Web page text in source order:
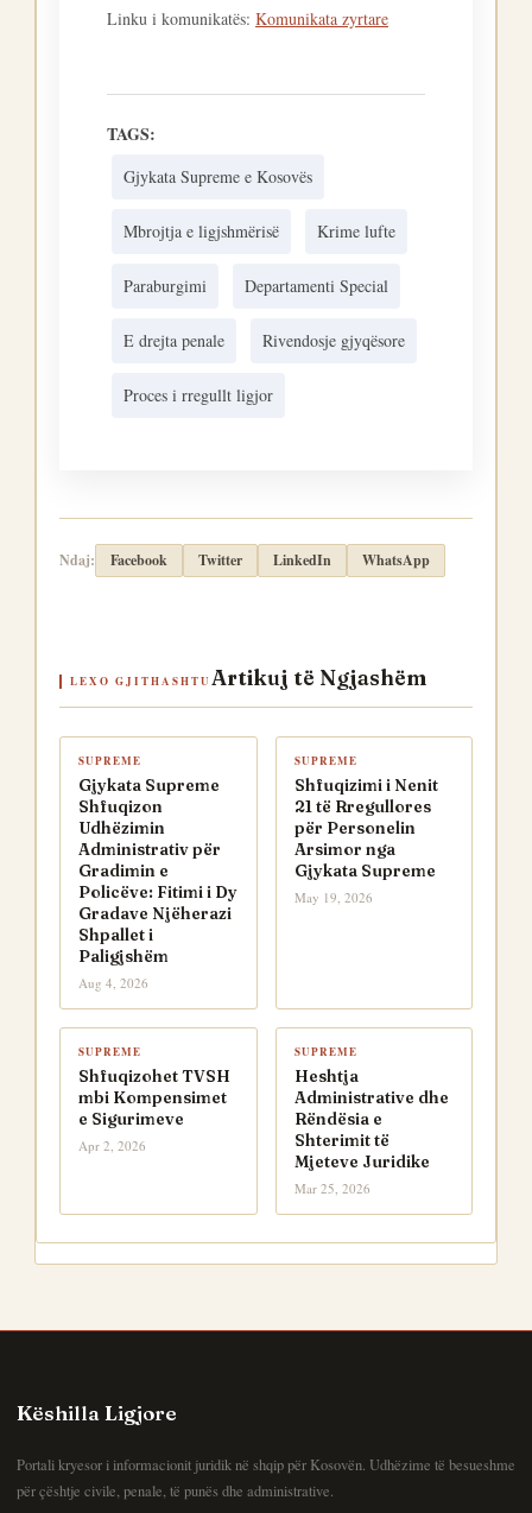
Linku i komunikatës: Komunikata zyrtare
TAGS:
Gjykata Supreme e Kosovës
Mbrojtja e ligjshmërisë Krime lufte
Paraburgimi Departamenti Special
E drejta penale Rivendosje gjyqësore
Proces i rregullt ligjor
Ndaj: Facebook Twitter LinkedIn WhatsApp
LEXO GJITHASHTU Artikuj të Ngjashëm
SUPREME
Gjykata Supreme
Shfuqizon
Udhëzimin
Administrativ për
Gradimin e
Policëve: Fitimi i Dy
Gradave Njëherazi
Shpallet i
Paligjshëm
Aug 4, 2026
SUPREME
Shfuqizimi i Nenit
21 të Rregullores
për Personelin
Arsimor nga
Gjykata Supreme
May 19, 2026
SUPREME
Shfuqizohet TVSH
mbi Kompensimet
e Sigurimeve
Apr 2, 2026
SUPREME
Heshtja
Administrative dhe
Rëndësia e
Shterimit të
Mjeteve Juridike
Mar 25, 2026
Këshilla Ligjore
Portali kryesor i informacionit juridik në shqip për Kosovën. Udhëzime të besueshme
për çështje civile, penale, të punës dhe administrative.